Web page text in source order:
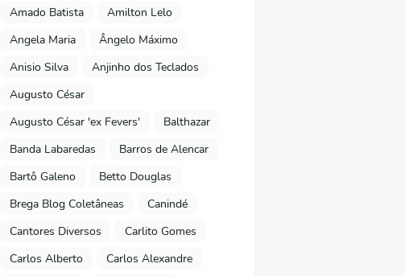
Amado Batista
Amilton Lelo
Angela Maria
Ângelo Máximo
Anisio Silva
Anjinho dos Teclados
Augusto César
Augusto César 'ex Fevers'
Balthazar
Banda Labaredas
Barros de Alencar
Bartô Galeno
Betto Douglas
Brega Blog Coletâneas
Canindé
Cantores Diversos
Carlito Gomes
Carlos Alberto
Carlos Alexandre